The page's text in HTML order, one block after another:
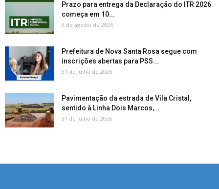
Prazo para entrega da Declaração do ITR 2026
começa em 10...
3 de agosto de 2026
Prefeitura de Nova Santa Rosa segue com
inscrições abertas para PSS...
31 de julho de 2026
Pavimentação da estrada de Vila Cristal,
sentido à Linha Dois Marcos,...
31 de julho de 2026